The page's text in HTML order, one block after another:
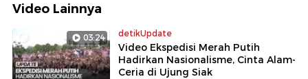
Video Lainnya
03:24 detikUpdate
Video Ekspedisi Merah Putih
Hadirkan Nasionalisme, Cinta Alam-
Ceria di Ujung Siak